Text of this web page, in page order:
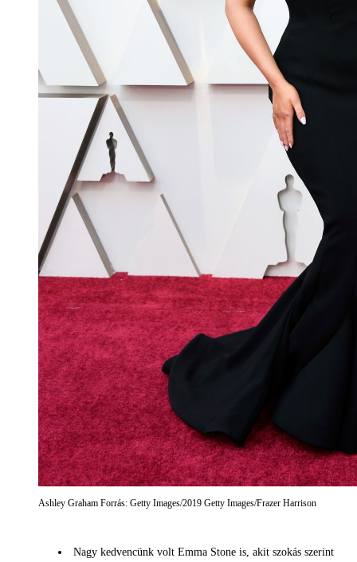
Ashley Graham Forrás: Getty Images/2019 Getty Images/Frazer Harrison
Nagy kedvencünk volt Emma Stone is, akit szokás szerint